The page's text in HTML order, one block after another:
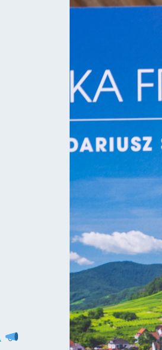
/ królestw czy krain historycznych, jej…